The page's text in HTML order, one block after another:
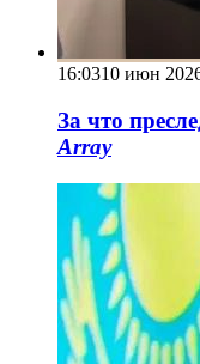
16:0310 июн
За что
Array